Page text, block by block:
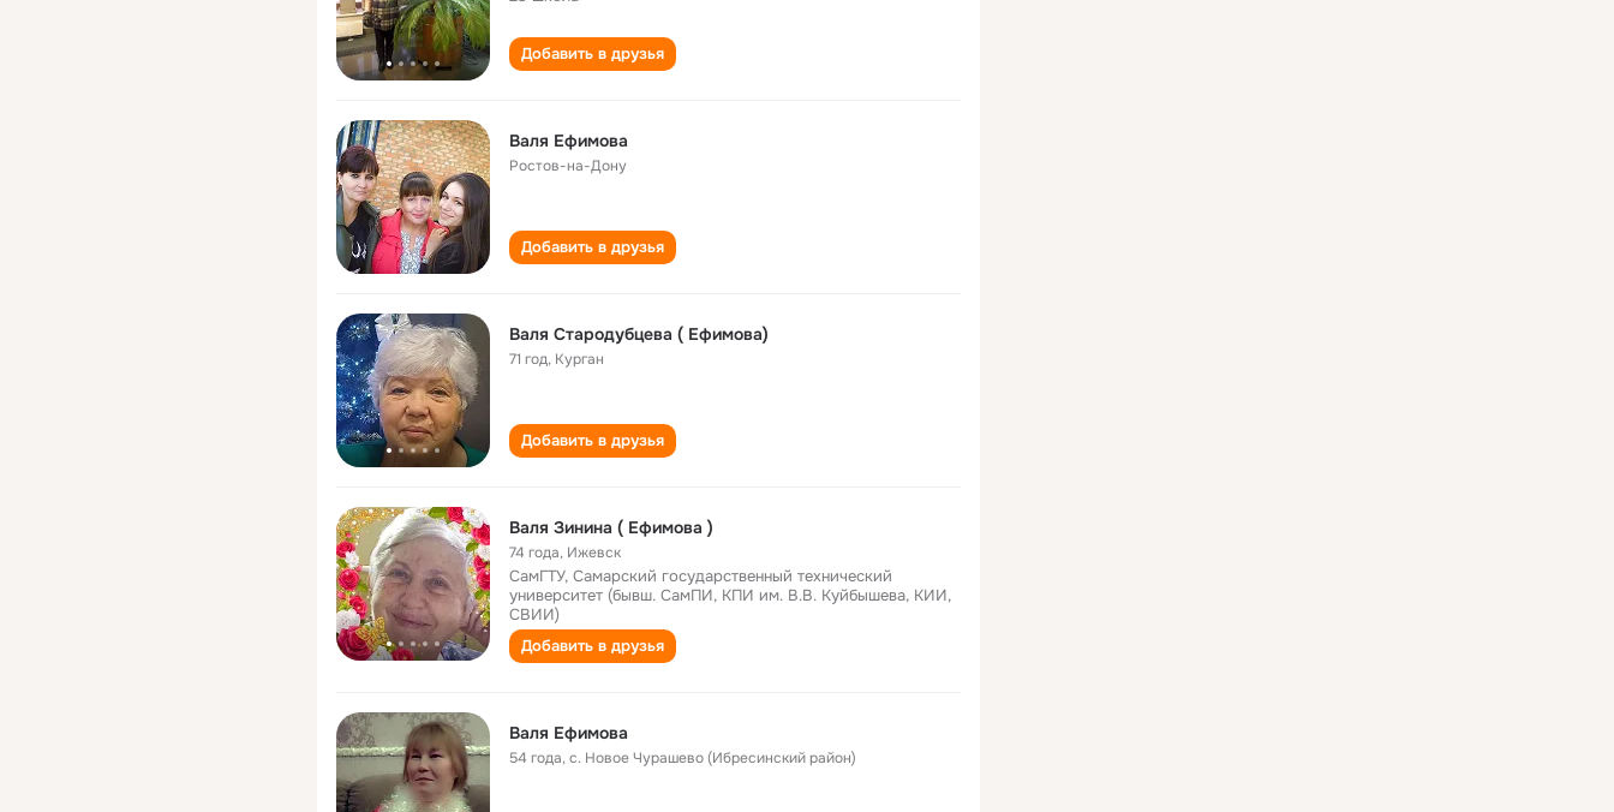
Добавить в друзья
Валя Ефимова
Ростов-на-Дону
Добавить в друзья
Валя Стародубцева ( Ефимова)
71 год, Курган
Добавить в друзья
Валя Зинина ( Ефимова )
74 года, Ижевск
СамГТУ, Самарский государственный технический
университет (бывш. СамПИ, КПИ им. В.В. Куйбышева, КИИ,
СВИИ)
Добавить в друзья
Валя Ефимова
54 года,с. Новое Чурашево (Ибресинский район)